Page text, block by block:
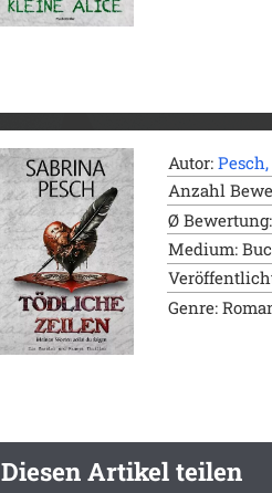
Autor:
Anzahl
Ø
Medium:
Genre:
Diesen Artikel teilen